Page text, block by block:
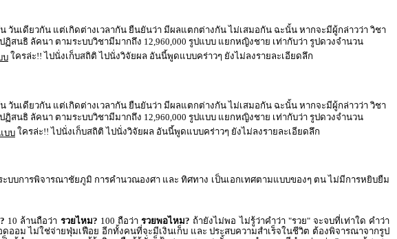
นเดียวกัน แต่เกิดต่างเวลากัน ยืนยันว่า มีผลแตกต่างกัน ไม่เสมอกัน ฉะนั้น หากจะมีผู้กล่าวว่า วิชา
สนธิ ลัคนา ตามระบบวิชามีมากถึง 12,960,000 รูปแบบ แยกหญิงชาย เท่ากับว่า รูปดวงจำนวน
บ ใครล่ะ!! ไปนั่งเก็บสถิติ ไปนั่งวิจัยผล อันนี้พูดแบบคร่าวๆ ยังไม่ลงรายละเอียดลึก
นเดียวกัน แต่เกิดต่างเวลากัน ยืนยันว่า มีผลแตกต่างกัน ไม่เสมอกัน ฉะนั้น หากจะมีผู้กล่าวว่า วิชา
สนธิ ลัคนา ตามระบบวิชามีมากถึง 12,960,000 รูปแบบ แยกหญิงชาย เท่ากับว่า รูปดวงจำนวน
บบ ใครล่ะ!! ไปนั่งเก็บสถิติ ไปนั่งวิจัยผล อันนี้พูดแบบคร่าวๆ ยังไม่ลงรายละเอียดลึก
บการพิจารณาชัยภูมิ การคำนวณองศา และ ทิศทาง เป็นเอกเทศตามแบบของๆ ตน ไม่มีการหยิบยืม
10 ล้านถือว่า รวยไหม? 100 ถือว่ารวยพอไหม? ถ้ายังไม่พอ ไม่รู้ว่าคำว่า "รวย" จะจบที่เท่าใด คำว่า
อม ไม่ใช่จ่ายฟุ่มเฟือย อีกทั้งคนที่จะมีเงินเก็บ และ ประสบความสำเร็จในชีวิต ต้องพิจารณาจากรูป